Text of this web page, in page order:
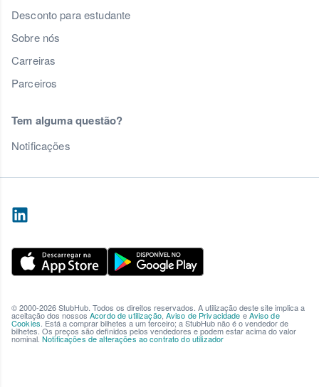
Desconto para estudante
Sobre nós
Carreiras
Parceiros
Tem alguma questão?
Notificações
© 2000-2026 StubHub. Todos os direitos reservados. A utilização deste site implica a
aceitação dos nossos Acordo de utilização, Aviso de Privacidade eAviso de
Cookies . Está a comprar bilhetes a um terceiro; a StubHub não é o vendedor de
bilhetes. Os preços são definidos pelos vendedores e podem estar acima do valor
nominal. Notificações de alterações ao contrato do utilizador